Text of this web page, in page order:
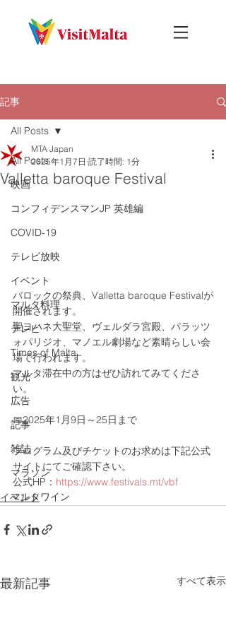
記事
All Posts
映画
コンフィデンスマンJP 英雄編
COVID-19
テレビ放映
イベント
マルタ料理
テレビ
Times of Malta
観光
広告
記事
雑誌
マラソン
マルタワイン
All Posts
Valletta baroque Festival
MTA Japan
2025年1月7日 読了時間: 1分
バロックの祭典、Valletta baroque Festivalが
開催されます。
聖ヨハネ大聖堂、ヴェルダラ宮殿、パラッツ
ォパリジオ、マノエル劇場など素晴らしい会
場で行われます。
マルタ滞在中の方はぜひ訪れてみてくださ
い。
📅2025年1月9日～25日まで
プログラム及びチケットのお求めは下記公式
サイトにてご確認下さい。
公式HP： https://www.festivals.mt/vbf
イベント
最新記事 すべて表示